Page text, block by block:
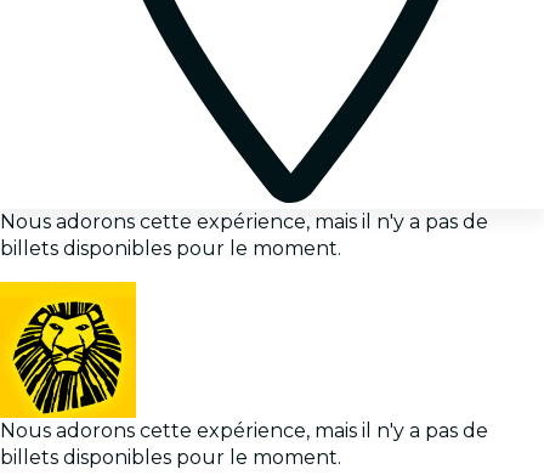
Nous adorons cette expérience, mais il n'y a pas de
billets disponibles pour le moment.
Nous adorons cette expérience, mais il n'y a pas de
billets disponibles pour le moment.